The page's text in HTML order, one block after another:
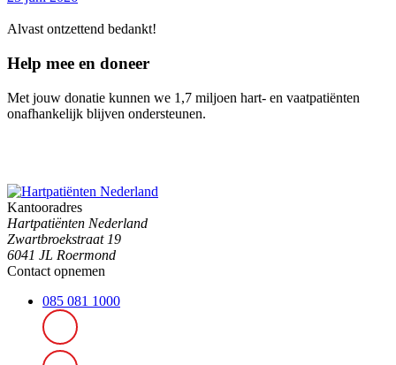
Alvast ontzettend bedankt!
Help mee en doneer
Met jouw donatie kunnen we 1,7 miljoen hart- en vaatpatiënten
onafhankelijk blijven ondersteunen.
Kantooradres
Hartpatiënten Nederland
Zwartbroekstraat 19
6041 JL Roermond
Contact opnemen
085 081 1000